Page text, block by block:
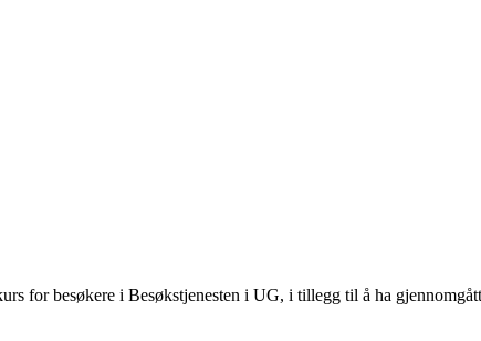
for besøkere i Besøkstjenesten i UG, i tillegg til å ha